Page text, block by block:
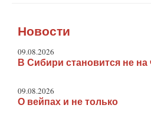
Новости
09.08.2026
В Сибири становится не на
09.08.2026
О вейпах и не только